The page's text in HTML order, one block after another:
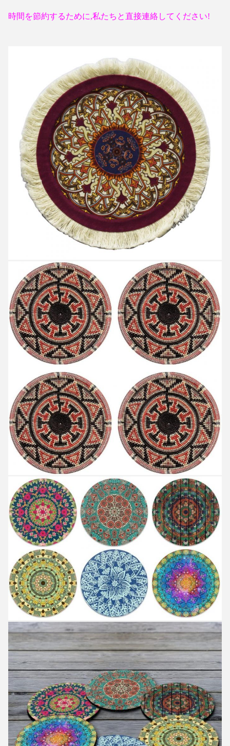
時間を節約するために,私たちと直接連絡してください!